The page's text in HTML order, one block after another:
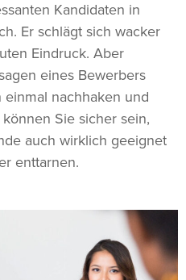
Kandidaten in
Er schlägt sich wacker
Eindruck. Aber
eines Bewerbers
nachhaken und
Sie sicher sein,
auch wirklich geeignet
enttarnen.